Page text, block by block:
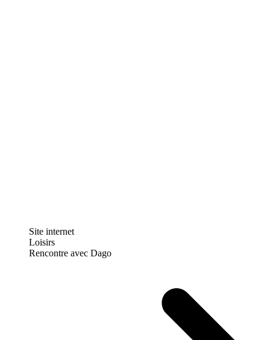
Site internet
Loisirs
Rencontre avec Dago